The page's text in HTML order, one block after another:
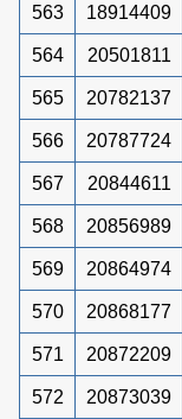
563 18914409
564 20501811
565 20782137
566 20787724
567 20844611
568 20856989
569 20864974
570 20868177
571 20872209
572 20873039